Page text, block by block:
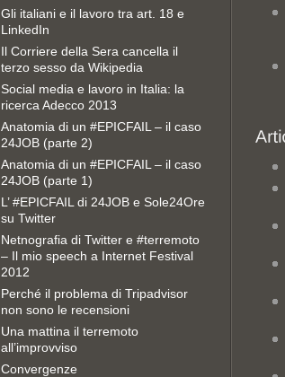
Gli italiani e il lavoro tra art. 18 e
LinkedIn
Il Corriere della Sera cancella il
terzo sesso da Wikipedia
Social media e lavoro in Italia: la
ricerca Adecco 2013
Anatomia di un #EPICFAIL – il caso
24JOB (parte 2)
Anatomia di un #EPICFAIL – il caso
24JOB (parte 1)
L’ #EPICFAIL di 24JOB e Sole24Ore
su Twitter
Netnografia di Twitter e #terremoto
– Il mio speech a Internet Festival
2012
Perché il problema di Tripadvisor
non sono le recensioni
Una mattina il terremoto
all’improvviso
Convergenze